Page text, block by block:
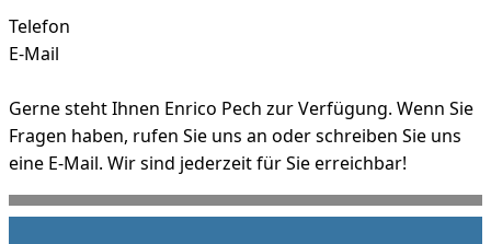
Telefon
E-Mail
Gerne steht Ihnen Enrico Pech zur Verfügung. Wenn Sie
Fragen haben, rufen Sie uns an oder schreiben Sie uns
eine E-Mail. Wir sind jederzeit für Sie erreichbar!